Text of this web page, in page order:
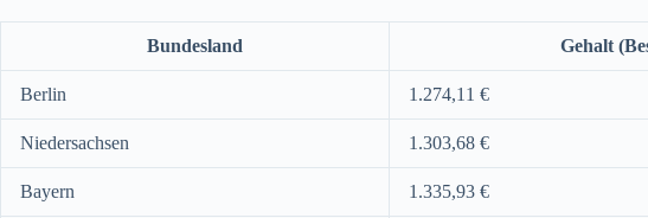
Bundesland Gehalt
Berlin 1.274,11 €
Niedersachsen 1.303,68 €
Bayern 1.335,93 €